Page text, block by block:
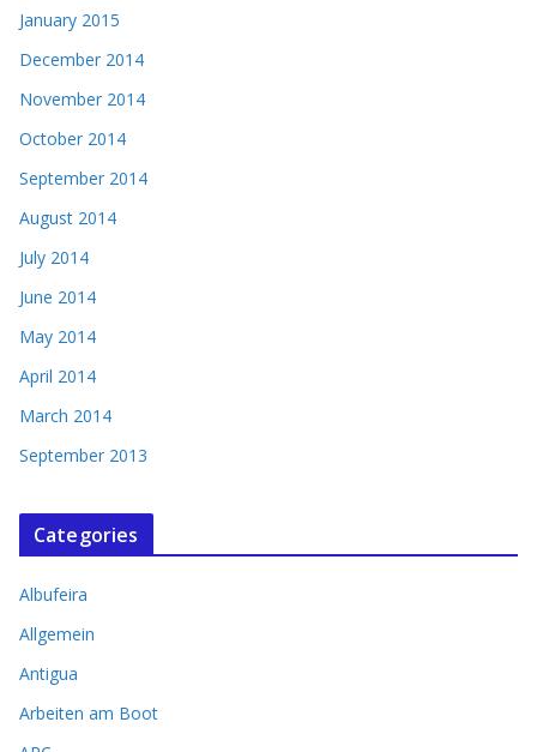
January 2015
December 2014
November 2014
October 2014
September 2014
August 2014
July 2014
June 2014
May 2014
April 2014
March 2014
September 2013
Categories
Albufeira
Allgemein
Antigua
Arbeiten am Boot